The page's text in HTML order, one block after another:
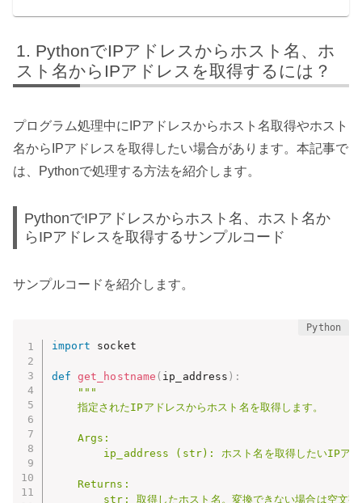
PythonでIPアドレスからホスト名、ホ
スト名からIPアドレスを取得するには？
プログラム処理中にIPアドレスからホスト名取得やホスト
名からIPアドレスを取得したい場合があります。本記事で
は、Pythonで処理する方法を紹介します。
PythonでIPアドレスからホスト名、ホスト名か
らIPアドレスを取得するサンプルコード
サンプルコードを紹介します。
import socket
def get_hostname ( ip_address ) :
"""
    指定されたIPアドレスからホスト名を取得します。
    Args:
ip_address (str): ホスト名を取得したいIPアド
    Returns:
str: 取得したホスト名。変換できない場合は空文字